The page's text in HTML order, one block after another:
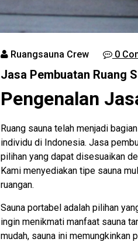
Ruangsauna Crew 0
Jasa Pembuatan Ruang
Pengenalan
Ruang sauna telah menjadi
individu di Indonesia. Jasa
pilihan yang dapat disesuaikan
Kami menyediakan tipe sauna
ruangan.
Sauna portabel adalah pilihan
ingin menikmati manfaat sauna
mudah, sauna ini memungkinkan